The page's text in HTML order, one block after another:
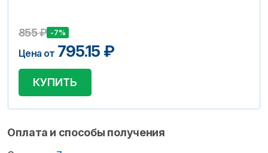
855₽ -7%
Цена от 795.15 ₽
КУПИТЬ
Оплата и способы получения